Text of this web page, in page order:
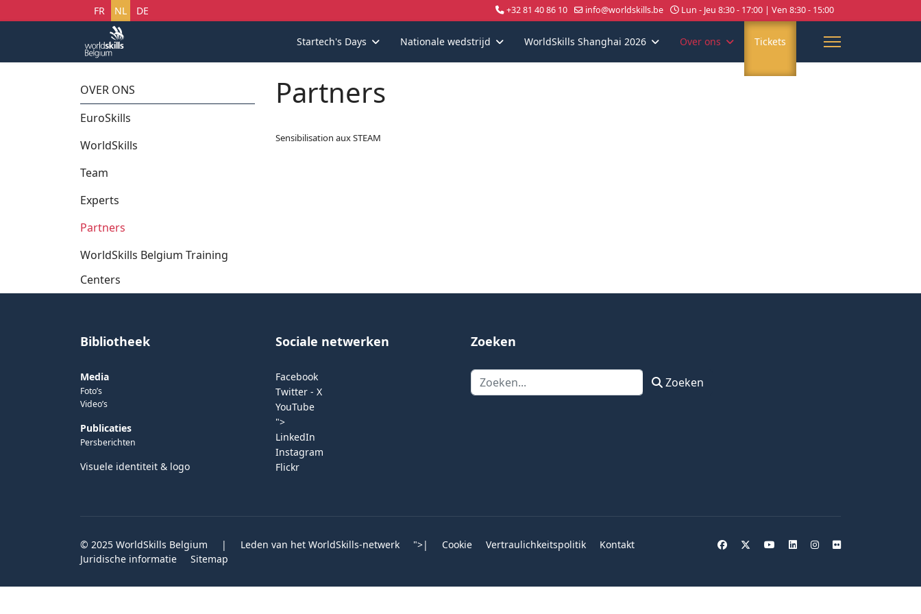
Selecteer uw taal
FR NL DE +32 81 40 86 10 info@worldskills.be Lun - Jeu 8:30 - 17:00 | Ven 8:30 - 15:00
Startech's Days Nationale wedstrijd WorldSkills Shanghai 2026 Over ons Tickets
OVER ONS
EuroSkills
WorldSkills
Team
Experts
Partners
WorldSkills Belgium Training
Centers
Partners
Sensibilisation aux STEAM
Bibliotheek
Media
Foto’s
Video’s
Publicaties
Persberichten
Visuele identiteit & logo
Sociale netwerken
Facebook
Twitter - X
YouTube
">
LinkedIn
Instagram
Flickr
Zoeken
Zoeken Zoeken
© 2025 WorldSkills Belgium | Leden van het WorldSkills-netwerk ">| Cookie Vertraulichkeitspolitik
Kontakt
Juridische informatie
Sitemap